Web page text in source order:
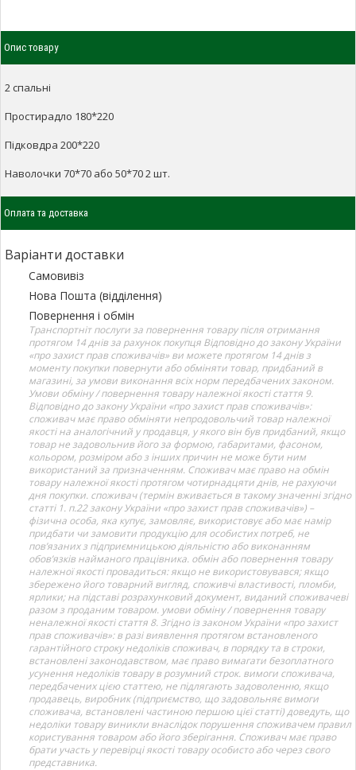
Опис товару
2 спальні
Простирадло 180*220
Підковдра 200*220
Наволочки 70*70 або 50*70 2 шт.
Оплата та доставка
Варіанти доставки
Самовивіз
Нова Пошта (відділення)
Повернення і обмін
Транспортніт послуги за повернення товару після отримання
протягом 14 днів за рахунок покупця Відповідно до закону України
«про захист прав споживачів» ви можете протягом 14 днів з
моменту покупки повернути або обміняти товар, придбаний в
магазині, за умови виконання всіх норм передбачених законом.
Умови обміну / повернення товару належної якості стаття 9.
Відповідно до закону України «про захист прав споживачів»:
споживач має право обміняти непродовольчий товар належної
якості на аналогічний у продавця, у якого він був придбаний, якщо
товар не задовольнив його за формою, габаритами, фасоном,
кольором, розміром або з інших причин не може бути ним
використаний за призначенням. Споживач має право на обмін
товару належної якості протягом чотирнадцяти днів, не рахуючи
дня покупки. споживач (термін вживається в такому значенні згідно
статті 1. п.22 закону України «про захист прав споживачів») –
фізична особа, яка купує, замовляє, використовує або має намір
придбати чи замовити продукцію для особистих потреб, не
пов’язаних з підприємницькою діяльністю або виконанням
обов’язків найманого працівника. обмін або повернення товару
належної якості провадиться: якщо не використовувався; якщо
збережено його товарний вигляд, споживчі властивості, пломби,
ярлики; на підставі розрахунковий документ, виданий споживачеві
разом з проданим товаром. умови обміну / повернення товару
неналежної якості стаття 8. Згідно із законом України «про захист
прав споживачів»: в разі виявлення протягом встановленого
гарантійного строку недоліків споживач, в порядку та в строки,
встановлені законодавством, має право вимагати безоплатного
усунення недоліків товару в розумний строк. вимоги споживача,
передбачених цією статтею, не підлягають задоволенню, якщо
продавець, виробник (підприємство, що задовольняє вимоги
споживача, встановлені частиною першою цієї статті) доведуть, що
недоліки товару виникли внаслідок порушення споживачем правил
користування товаром або його зберігання. Споживач має право
брати участь у перевірці якості товару особисто або через свого
представника.